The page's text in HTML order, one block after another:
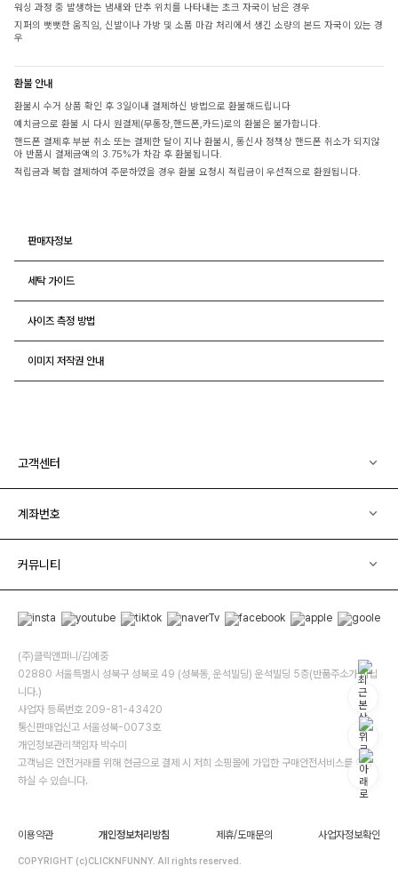
워싱 과정 중 발생하는 냄새와 단추 위치를 나타내는 초크 자국이 남은 경우
지퍼의 뻣뻣한 움직임, 신발이나 가방 및 소품 마감 처리에서 생긴 소량의 본드 자국이 있는 경
우
환불 안내
환불시 수거 상품 확인 후 3일이내 결제하신 방법으로 환불해드립니다
예치금으로 환불 시 다시 원결제(무통장,핸드폰,카드)로의 환불은 불가합니다.
핸드폰 결제후 부분 취소 또는 결제한 달이 지나 환불시, 통신사 정책상 핸드폰 취소가 되지않
아 반품시 결제금액의 3.75%가 차감 후 환불됩니다.
적립금과 복합 결제하여 주문하였을 경우 환불 요청시 적립금이 우선적으로 환원됩니다.
판매자정보
세탁 가이드
사이즈 측정 방법
이미지 저작권 안내
고객센터
계좌번호
커뮤니티
(주)클릭앤퍼니/김예중
02880 서울특별시 성북구 성북로 49 (성북동, 운석빌딩) 운석빌딩 5층(반품주소가 아닙
니다.)
사업자 등록번호 209-81-43420
통신판매업신고 서울성북-0073호
개인정보관리책임자 박수미
고객님은 안전거래를 위해 현금으로 결제 시 저희 소핑몰에 가입한 구매안전서비스를 이용
하실 수 있습니다.
이용약관 개인정보처리방침 제휴/도매문의 사업자정보확인
COPYRIGHT (c)CLICKNFUNNY. All rights reserved.